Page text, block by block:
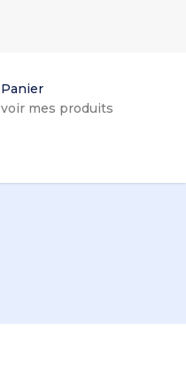
Panier
voir mes produits